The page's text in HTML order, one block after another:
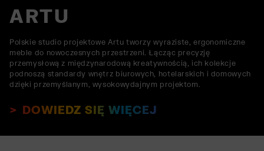
ARTU
Polskie studio projektowe Artu tworzy wyraziste, ergonomiczne
meble do nowoczesnych przestrzeni. Łącząc precyzję
przemysłową z międzynarodową kreatywnością, ich kolekcje
podnoszą standardy wnętrz biurowych, hotelarskich i domowych
dzięki przemyślanym, wysokowydajnym projektom.
DOWIEDZ SIĘ WIĘCEJ